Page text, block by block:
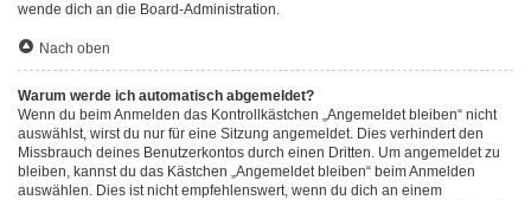
wende dich an die Board-Administration.
Nach oben
Warum werde ich automatisch abgemeldet?
Wenn du beim Anmelden das Kontrollkästchen „Angemeldet bleiben“ nicht
auswählst, wirst du nur für eine Sitzung angemeldet. Dies verhindert den
Missbrauch deines Benutzerkontos durch einen Dritten. Um angemeldet zu
bleiben, kannst du das Kästchen „Angemeldet bleiben“ beim Anmelden
auswählen. Dies ist nicht empfehlenswert, wenn du dich an einem